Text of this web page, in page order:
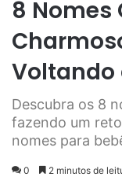
8 Nomes
Voltando
Descubra os 8
fazendo um
nomes para
0 2 minutos de